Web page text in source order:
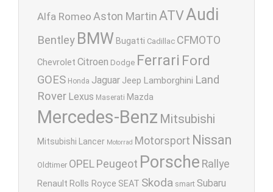
Alfa Romeo Aston Martin ATVAudi
Bentley BMW Bugatti Cadillac CFMOTO
Chevrolet Citroen Dodge Ferrari Ford
GOES Honda Jaguar Jeep Lamborghini Land
Rover Lexus Maserati Mazda
Mercedes-Benz Mitsubishi
Mitsubishi Lancer Motorrad Motorsport Nissan
Oldtimer OPELPeugeot Porsche Rallye
Renault Rolls Royce SEAT Skoda smart Subaru